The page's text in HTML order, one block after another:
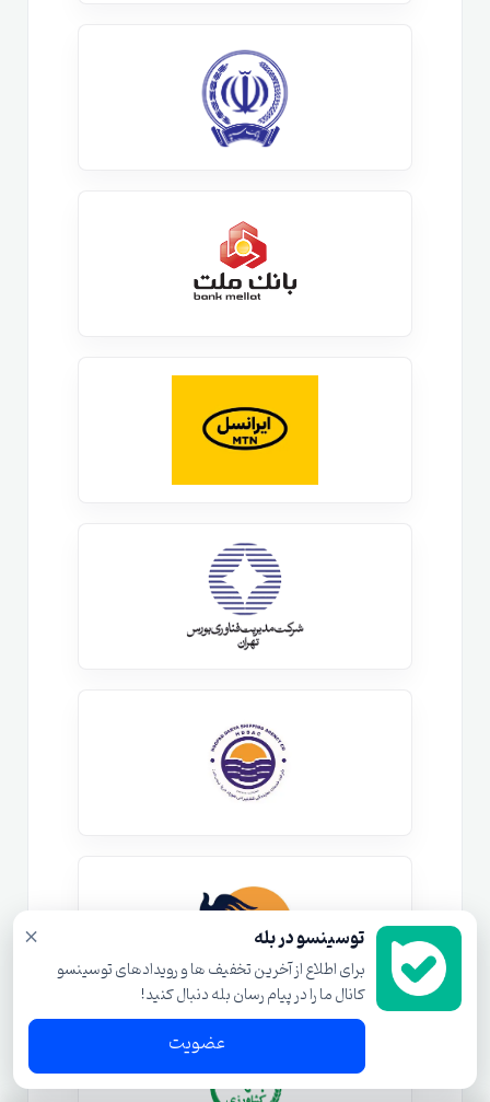
× توسینسو در بله
برای اطلاع از آخرین تخفیف ها و رویدادهای توسینسو
کانال ما را در پیام رسان بله دنبال کنید!
عضویت